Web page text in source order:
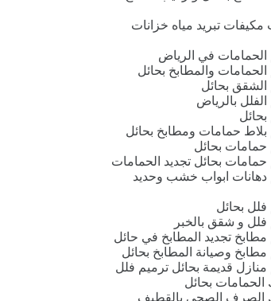
تبريد مياه خزانات
في الرياض
والمطابخ بحائل
بحائل
بالرياض
حمامات ومطابخ بحائل
بحائل
بحائل تجديد الحمامات
ابواب خشب وحديد
بحائل
و شقق بالخبر
تجديد المطابخ في حائل
وصيانة المطابخ بحائل
قديمة بحائل ترميم فلل
بحائل
الصرف الصحي بالقطيف